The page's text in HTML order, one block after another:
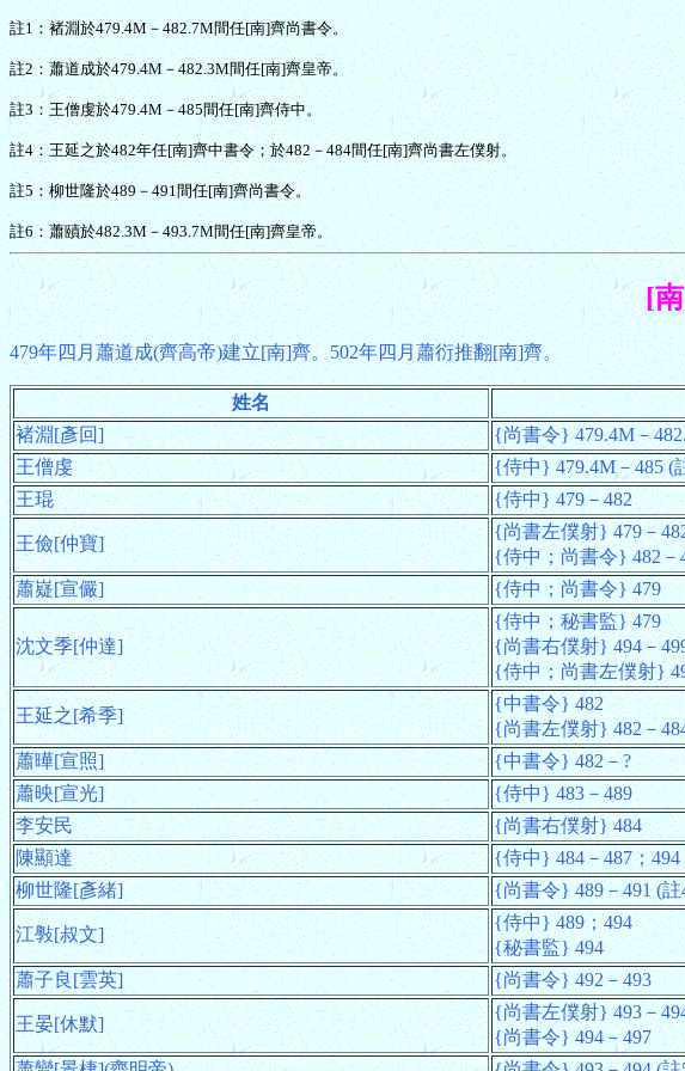
註1：褚淵於479.4M－482.7M間任[南]齊尚書令。
註2：蕭道成於479.4M－482.3M間任[南]齊皇帝。
註3：王僧虔於479.4M－485間任[南]齊侍中。
註4：王延之於482年任[南]齊中書令；於482－484間任[南]齊尚書左僕射。
註5：柳世隆於489－491間任[南]齊尚書令。
註6：蕭賾於482.3M－493.7M間任[南]齊皇帝。
[
479年四月蕭道成(齊高帝)建立[南]齊。502年四月蕭衍推翻[南]齊。
姓名
褚淵[彥回]
{尚書令} 479.4M－
王僧虔
{侍中} 479.4M－485 (
王琨
{侍中} 479－482
王儉[仲寶]
{尚書左僕射} 479－
{侍中；尚書令} 482－
蕭嶷[宣儼]
{侍中；尚書令} 479
沈文季[仲達]
{侍中；秘書監} 479
{尚書右僕射} 494－
{侍中；尚書左僕射}
王延之[希季]
{中書令} 482
{尚書左僕射} 482－
蕭曄[宣照]
{中書令} 482－?
蕭映[宣光]
{侍中} 483－489
李安民
{尚書右僕射} 484
陳顯達
{侍中} 484－487；494
柳世隆[彥緒]
{尚書令} 489－491 (註
江斅[叔文]
{侍中} 489；494
{秘書監} 494
蕭子良[雲英]
{尚書令} 492－493
王晏[休默]
{尚書左僕射} 493－
{尚書令} 494－497